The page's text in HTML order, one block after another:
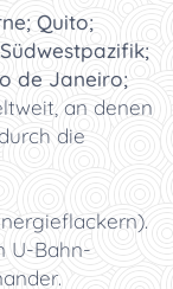
Quito;
de Janeiro;
an denen
die
U-Bahn-